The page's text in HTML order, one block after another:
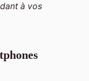
à vos